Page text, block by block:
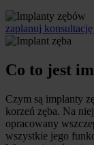
zaplanuj
Co to jest
Czym są implanty
korzeń zęba. Na
opracowany
wszystkie jego